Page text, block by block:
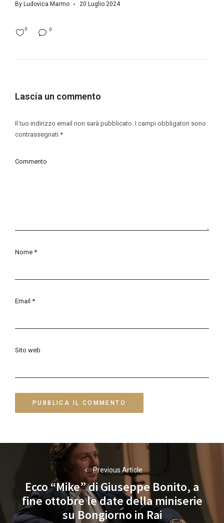
By Ludovica Marmo 20 Luglio 2024
0
0
Lascia un commento
Il tuo indirizzo email non sarà pubblicato. I campi obbligatori sono
contrassegnati *
Commento
Nome *
Email *
Sito web
Navigazione
Previous Article
Previous
post:
Ecco “Mike” di Giuseppe Bonito, a
fine ottobre le date della miniserie
su Bongiorno in Rai